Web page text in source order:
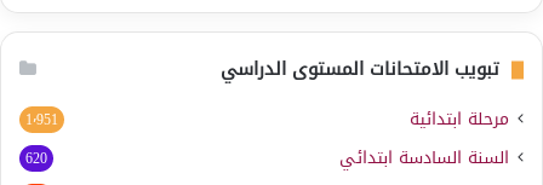
تبويب الامتحانات المستوى الدراسي
مرحلة ابتدائية 1٬951
السنة السادسة ابتدائي 620